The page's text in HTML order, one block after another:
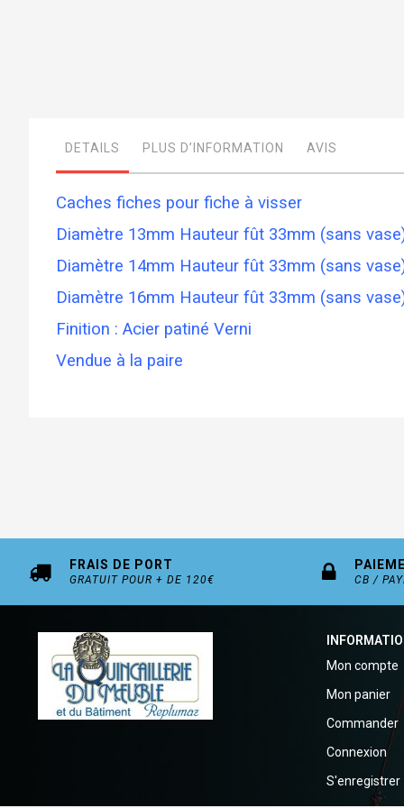
images
DETAILS
Caches fiches pour fiche à visser
Diamètre 13mm Hauteur fût 33mm (sans
Diamètre 14mm Hauteur fût 33mm (sans
Diamètre 16mm Hauteur fût 33mm (sans
Finition : Acier patiné Verni
Vendue à la paire
PLUS D’INFORMATION AVIS
FRAIS DE PORT
GRATUIT POUR + DE 120€ CB /
Mon compte
Mon panier
Commander
Connexion
S'enregistrer